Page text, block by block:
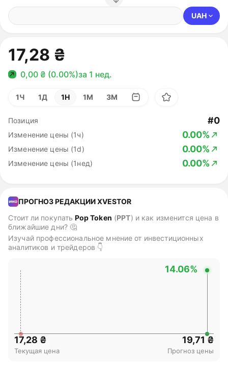
UAH
17,28 ₴
0,00 ₴ (0.00%)за 1 нед.
1Ч 1Д 1Н 1М 3М
Позиция #0
Изменение цены (1ч) 0.00%
Изменение цены (1d) 0.00%
Изменение цены (1нед) 0.00%
ПРОГНОЗ РЕДАКЦИИ XVESTOR
Стоит ли покупать Pop Token (PPT) и как изменится цена в
ближайшие дни? 🤔
Изучай профессиональное мнение от инвестиционных
аналитиков и трейдеров 👇
14.06%
17,28 ₴
Текущая цена
19,71 ₴
Прогноз цены